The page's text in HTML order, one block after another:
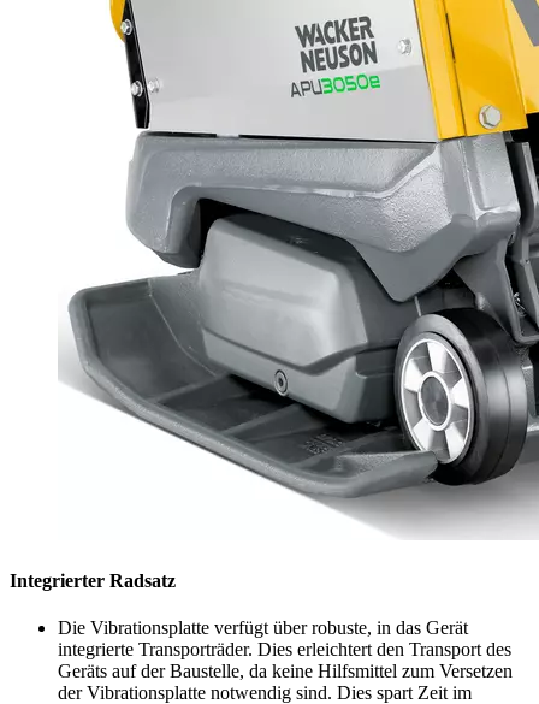
Integrierter Radsatz
Die Vibrationsplatte verfügt über robuste, in das Gerät
integrierte Transporträder. Dies erleichtert den Transport des
Geräts auf der Baustelle, da keine Hilfsmittel zum Versetzen
der Vibrationsplatte notwendig sind. Dies spart Zeit im